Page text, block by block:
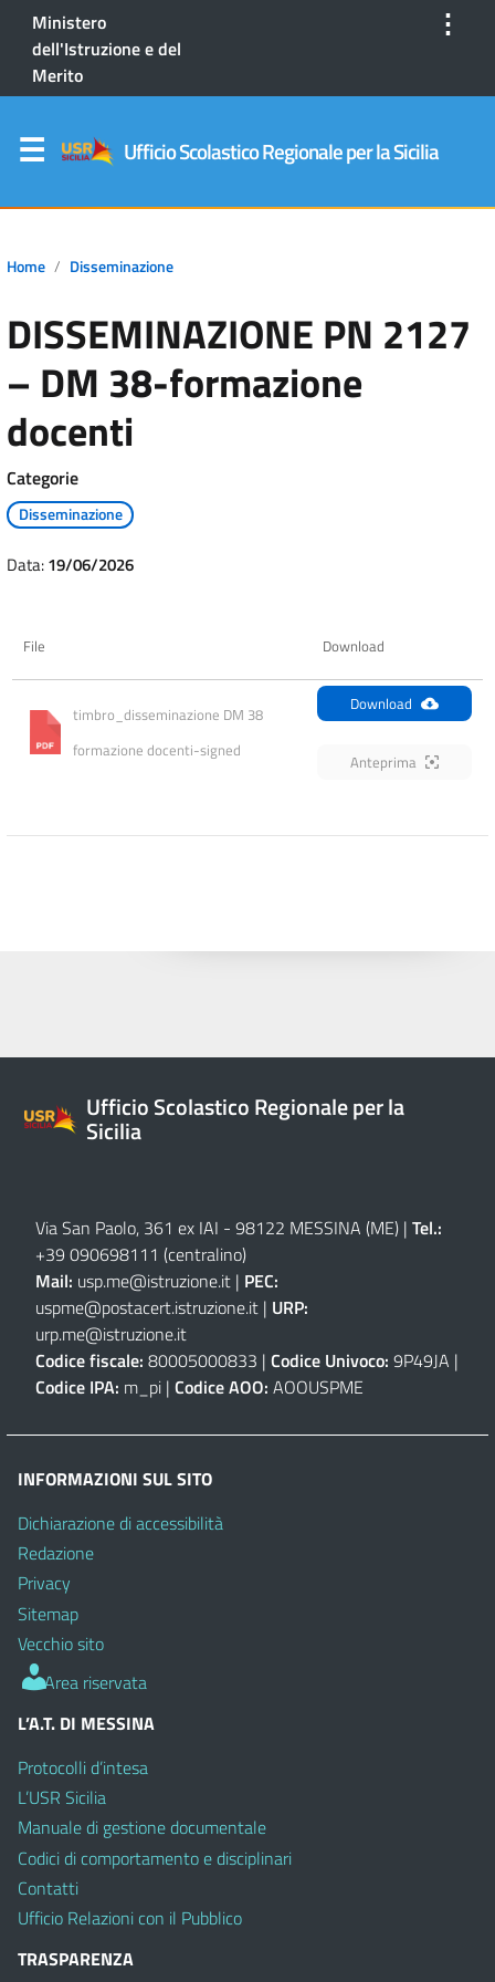
Ministero
dell'Istruzione e del
Merito
⋮
Ufficio Scolastico Regionale per la Sicilia
Home Disseminazione
DISSEMINAZIONE PN 2127
– DM 38-formazione
docenti
Categorie
Disseminazione
Data:19/06/2026
File Download
timbro_disseminazione DM 38
formazione docenti-signed
Download
Anteprima
Ufficio Scolastico Regionale per la
Sicilia
Via San Paolo, 361 ex IAI - 98122 MESSINA (ME) | Tel.:
+39 090698111 (centralino)
Mail: usp.me@istruzione.it | PEC:
uspme@postacert.istruzione.it | URP:
urp.me@istruzione.it
Codice fiscale: 80005000833 | Codice Univoco: 9P49JA |
Codice IPA: m_pi | Codice AOO: AOOUSPME
INFORMAZIONI SUL SITO
Dichiarazione di accessibilità
Redazione
Privacy
Sitemap
Vecchio sito
Area riservata
L’A.T. DI MESSINA
Protocolli d’intesa
L’USR Sicilia
Manuale di gestione documentale
Codici di comportamento e disciplinari
Contatti
Ufficio Relazioni con il Pubblico
TRASPARENZA